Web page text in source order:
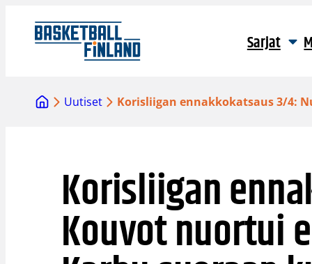
sisältöön
Sarjat
Uutiset Korisliigan ennakkokatsaus 3/4:
Korisliigan
Kouvot nuortui